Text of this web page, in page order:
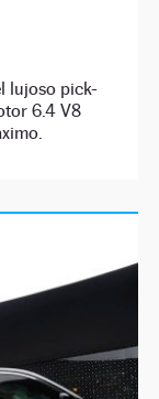
lujoso pick-
6.4 V8